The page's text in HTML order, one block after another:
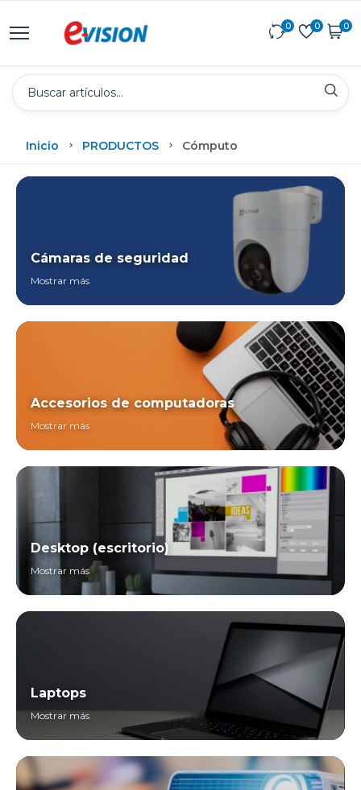
0 0 0
Inicio PRODUCTOS Cómputo
Cámaras de seguridad
Mostrar más
Accesorios de computadoras
Mostrar más
Desktop (escritorio)
Mostrar más
Laptops
Mostrar más